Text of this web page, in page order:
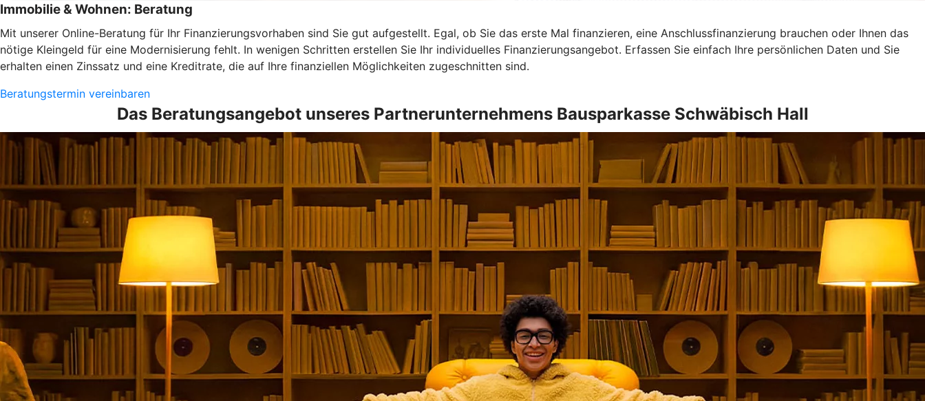
Immobilie & Wohnen: Beratung
Mit unserer Online-Beratung für Ihr Finanzierungsvorhaben sind Sie gut aufgestellt. Egal, ob Sie das erste Mal finanzieren, eine Anschlussfinanzierung brauchen oder Ihnen das
nötige Kleingeld für eine Modernisierung fehlt. In wenigen Schritten erstellen Sie Ihr individuelles Finanzierungsangebot. Erfassen Sie einfach Ihre persönlichen Daten und Sie
erhalten einen Zinssatz und eine Kreditrate, die auf Ihre finanziellen Möglichkeiten zugeschnitten sind.
Beratungstermin vereinbaren
Das Beratungsangebot unseres Partnerunternehmens Bausparkasse Schwäbisch Hall